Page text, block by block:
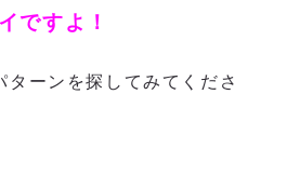
ですよ！
ターンを探してみてくださ